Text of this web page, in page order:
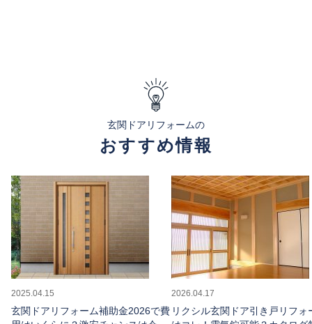
玄関ドアリフォームの
おすすめ情報
2025.04.15
玄関ドアリフォーム補助金2026で費
2026.04.17
リクシル玄関ドア引き戸リフォ